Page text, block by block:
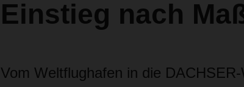
Einstieg nach
Vom Weltflughafen in die